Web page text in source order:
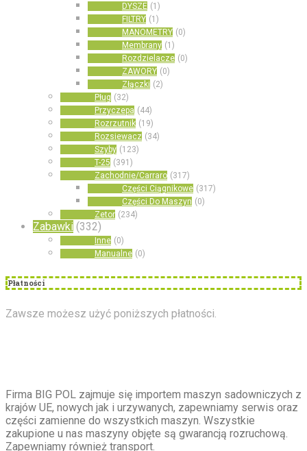
DYSZE (1)
FILTRY (1)
MANOMETRY (0)
Membrany (1)
Rozdzielacze (0)
ZAWORY (0)
Złączki (2)
Pług (32)
Przyczepa (44)
Rozrzutnik (19)
Rozsiewacz (34)
Szyby (123)
T-25 (391)
Zachodnie/Carraro (317)
Części Ciągnikowe (317)
Części Do Maszyn (0)
Zetor (234)
Zabawki (332)
Inne (0)
Manualne (0)
Płatności
Zawsze możesz użyć poniższych płatności.
Firma BIG POL zajmuje się importem maszyn sadowniczych z
krajów UE, nowych jak i urzywanych, zapewniamy serwis oraz
części zamienne do wszystkich maszyn. Wszystkie
zakupione u nas maszyny objęte są gwarancją rozruchową.
Zapewniamy również transport.